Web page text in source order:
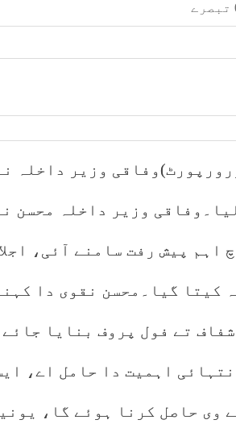
وزیر داخلہ
وزیر داخلہ محسن
اہم پیش رفت سامنے آئی،
کیتا گیا۔محسن نقوی دا
تے فول پروف بنایا
اہمیت دا حامل اے،
وی حاصل کرنا ہوئے گا،